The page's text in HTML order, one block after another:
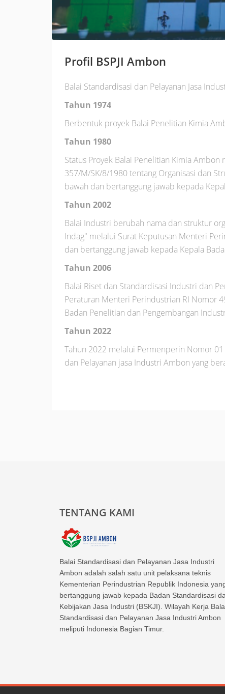
Profil BSPJI Ambon
Balai Standardisasi dan Pelayanan Jasa
Tahun 1974
Berbentuk proyek Balai Penelitian Kimia
Tahun 1980
Status Proyek Balai Penelitian Kimia
357/M/SK/8/1980 tentang Organisasi dan
bawah dan bertanggung jawab kepada
Tahun 2002
Balai Industri berubah nama dan struktur
Indag" melalui Surat Keputusan Menteri
dan bertanggung jawab kepada Kepala
Tahun 2006
Balai Riset dan Standardisasi Industri dan
Peraturan Menteri Perindustrian RI Nomor
Badan Penelitian dan Pengembangan
Tahun 2022
Tahun 2022 melalui Permenperin Nomor
dan Pelayanan jasa Industri Ambon yang
TENTANG KAMI
Balai Standardisasi dan Pelayanan Jasa Industri
Ambon adalah salah satu unit pelaksana teknis
Kementerian Perindustrian Republik Indonesia
bertanggung jawab kepada Badan Standardisasi
Kebijakan Jasa Industri (BSKJI). Wilayah Kerja
Standardisasi dan Pelayanan Jasa Industri Ambon
meliputi Indonesia Bagian Timur.